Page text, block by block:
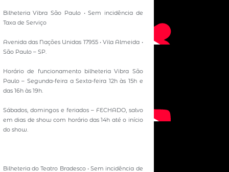
Bilheteria Vibra São Paulo • Sem incidência de
Taxa de Serviço
Avenida das Nações Unidas 17955 • Vila Almeida •
São Paulo – SP.
Horário de funcionamento bilheteria Vibra São
Paulo – Segunda-feira a Sexta-feira 12h às 15h e
das 16h às 19h.
Sábados, domingos e feriados – FECHADO, salvo
em dias de show com horário das 14h até o início
do show.
Bilheteria do Teatro Bradesco • Sem incidência de